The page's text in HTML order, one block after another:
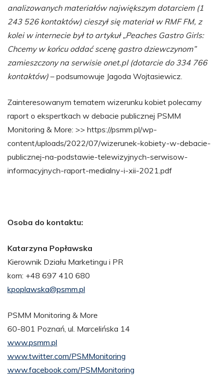
analizowanych materiałów największym dotarciem (1
243 526 kontaktów) cieszył się materiał w RMF FM, z
kolei w internecie był to artykuł „Peaches Gastro Girls:
Chcemy w końcu oddać scenę gastro dziewczynom”
zamieszczony na serwisie onet.pl (dotarcie do 334 766
kontaktów) – podsumowuje Jagoda Wojtasiewicz.
Zainteresowanym tematem wizerunku kobiet polecamy
raport o ekspertkach w debacie publicznej PSMM
Monitoring & More: >> https://psmm.pl/wp-
content/uploads/2022/07/wizerunek-kobiety-w-debacie-
publicznej-na-podstawie-telewizyjnych-serwisow-
informacyjnych-raport-medialny-i-xii-2021.pdf
Osoba do kontaktu:
Katarzyna Popławska
Kierownik Działu Marketingu i PR
kom: +48 697 410 680
kpoplawska@psmm.pl
PSMM Monitoring & More
60-801 Poznań, ul. Marcelińska 14
www.psmm.pl
www.twitter.com/PSMMonitoring
www.facebook.com/PSMMonitoring